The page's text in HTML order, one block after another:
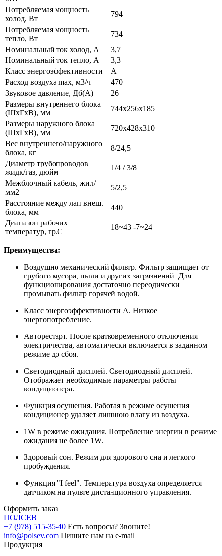
Потребляемая мощность
холод, Вт
794
Потребляемая мощность
тепло, Вт
734
Номинальный ток холод, А
3,7
Номинальный ток тепло, А
3,3
Класс энергоэффективности
A
Расход воздуха max, м3/ч
470
Звуковое давление, Дб(А)
26
Размеры внутреннего блока
(ШхГхВ), мм
744х256х185
Размеры наружного блока
(ШхГхВ), мм
720х428х310
Вес внутреннего/наружного
блока, кг
8/24,5
Диаметр трубопроводов
жидк/газ, дюйм
1/4 / 3/8
Межблочный кабель, жил/
мм2
5/2,5
Расстояние между лап внеш.
блока, мм
440
Диапазон рабочих
температур, гр.С
18~43 -7~24
Преимущества:
Воздушно механический фильтр. Фильтр защищает от
грубого мусора, пыли и других загрязнений. Для
функционирования достаточно переодически
промывать фильтр горячей водой.
Класс энергоэффективности А. Низкое
энергопотребление.
Авторестарт. После кратковременного отключения
электричества, автоматически включается в заданном
режиме до сбоя.
Светодиодный дисплей. Светодиодный дисплей.
Отображает необходимые параметры работы
кондиционера.
Функция осушения. Работая в режиме осушения
кондиционер удаляет лишнюю влагу из воздуха.
1W в режиме ожидания. Потребление энергии в режиме
ожидания не более 1W.
Здоровый сон. Режим для здорового сна и легкого
пробуждения.
Функция "I feel". Температура воздуха определяется
датчиком на пульте дистанционного управления.
Оформить заказ
ПОЛСЕВ
+7 (978) 515-35-40 Есть вопросы? Звоните!
info@polsev.com Пишите нам на e-mail
Продукция